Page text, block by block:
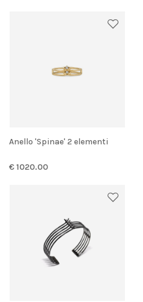
Anello 'Spinae' 2 elementi
€ 1020.00